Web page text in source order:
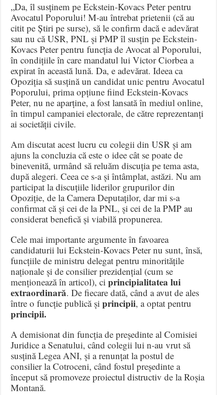
„Da, îl susținem pe Eckstein-Kovacs Peter pentru
Avocatul Poporului! M-au întrebat prietenii (că au
citit pe Știri pe surse), să le confirm dacă e adevărat
sau nu că USR, PNL și PMP îl susțin pe Eckstein-
Kovacs Peter pentru funcția de Avocat al Poporului,
în condițiile în care mandatul lui Victor Ciorbea a
expirat în această lună. Da, e adevărat. Ideea ca
Opoziția să susțină un candidat unic pentru Avocatul
Poporului, prima opțiune fiind Eckstein-Kovacs
Peter, nu ne aparține, a fost lansată în mediul online,
în timpul campaniei electorale, de către reprezentanți
ai societății civile.
Am discutat acest lucru cu colegii din USR și am
ajuns la concluzia că este o idee cât se poate de
binevenită, urmând să reluăm discuția pe tema asta,
după alegeri. Ceea ce s-a și întâmplat, astăzi. Nu am
participat la discuțiile liderilor grupurilor din
Opoziție, de la Camera Deputaților, dar mi s-a
confirmat că și cei de la PNL, și cei de la PMP au
considerat benefică și viabilă propunerea.
Cele mai importante argumente în favoarea
candidaturii lui Eckstein-Kovacs Peter nu sunt, însă,
funcțiile de ministru delegat pentru minoritățile
naționale și de consilier prezidențial (cum se
menționează în articol), ciprincipialitatea lui
extraordinară. De fiecare dată, când a avut de ales
între o funcție publică șiprincipii, a optat pentru
principii.
A demisionat din funcția de președinte al Comisiei
Juridice a Senatului, când colegii lui n-au vrut să
susțină Legea ANI, și a renunțat la postul de
consilier la Cotroceni, când fostul președinte a
început să promoveze proiectul distructiv de la Roșia
Montană.